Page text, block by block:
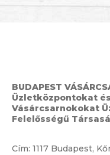
BUDAPEST
Üzletközpontokat és
Vásárcsarnokokat
Felelősségű
Cím: 1117 Budapest,